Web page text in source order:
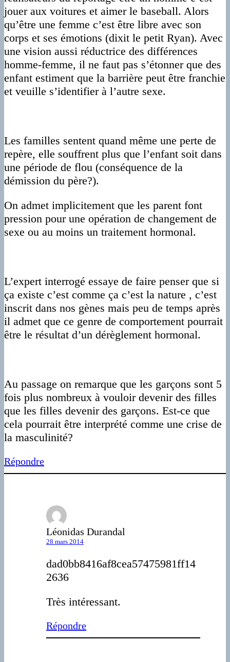
jouer aux voitures et aimer le baseball. Alors
qu’être une femme c’est être libre avec son
corps et ses émotions (dixit le petit Ryan). Avec
une vision aussi réductrice des différences
homme-femme, il ne faut pas s’étonner que des
enfant estiment que la barrière peut être franchie
et veuille s’identifier à l’autre sexe.
Les familles sentent quand même une perte de
repère, elle souffrent plus que l’enfant soit dans
une période de flou (conséquence de la
démission du père?).
On admet implicitement que les parent font
pression pour une opération de changement de
sexe ou au moins un traitement hormonal.
L’expert interrogé essaye de faire penser que si
ça existe c’est comme ça c’est la nature , c’est
inscrit dans nos gènes mais peu de temps après
il admet que ce genre de comportement pourrait
être le résultat d’un dérèglement hormonal.
Au passage on remarque que les garçons sont 5
fois plus nombreux à vouloir devenir des filles
que les filles devenir des garçons. Est-ce que
cela pourrait être interprété comme une crise de
la masculinité?
Répondre
Léonidas Durandal
28 mars 2014
dad0bb8416af8cea57475981ff14
2636
Très intéressant.
Répondre